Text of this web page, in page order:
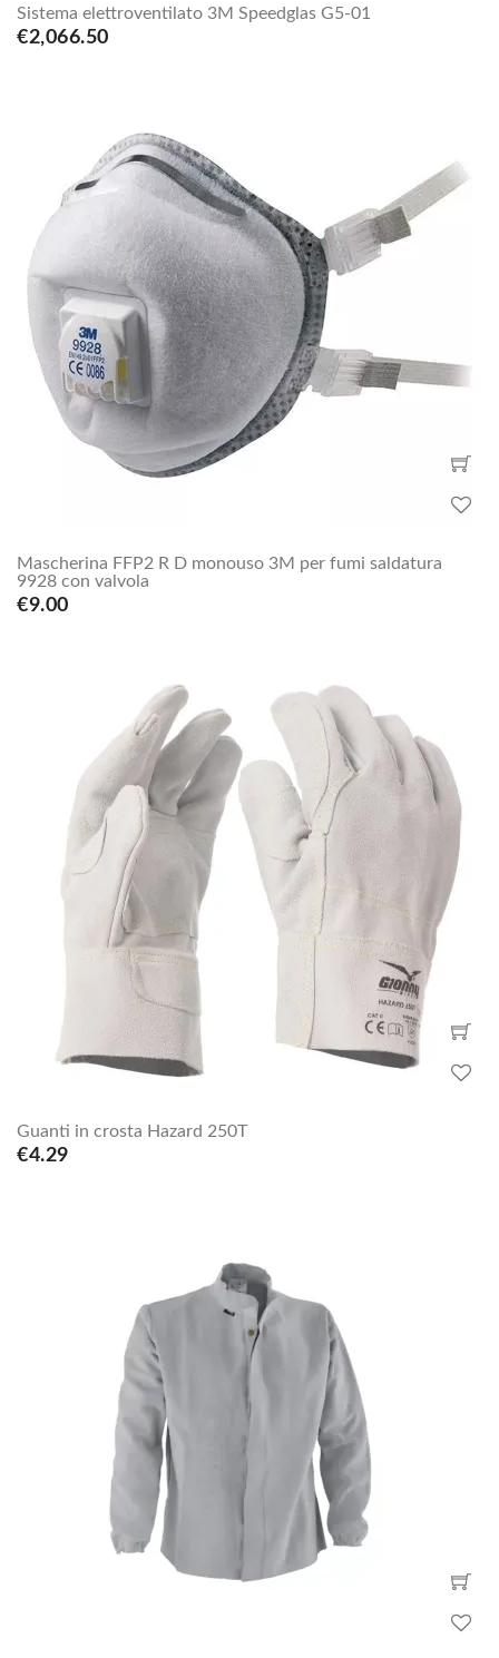
Sistema elettroventilato 3M Speedglas G5-01
€2,066.50
Mascherina FFP2 R D monouso 3M per fumi saldatura
9928 con valvola
€9.00
Guanti in crosta Hazard 250T
€4.29